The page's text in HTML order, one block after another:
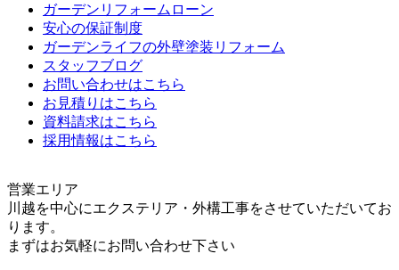
ガーデンリフォームローン
安心の保証制度
ガーデンライフの外壁塗装リフォーム
スタッフブログ
お問い合わせはこちら
お見積りはこちら
資料請求はこちら
採用情報はこちら
営業エリア
川越を中心にエクステリア・外構工事をさせていただいてお
ります。
まずはお気軽にお問い合わせ下さい